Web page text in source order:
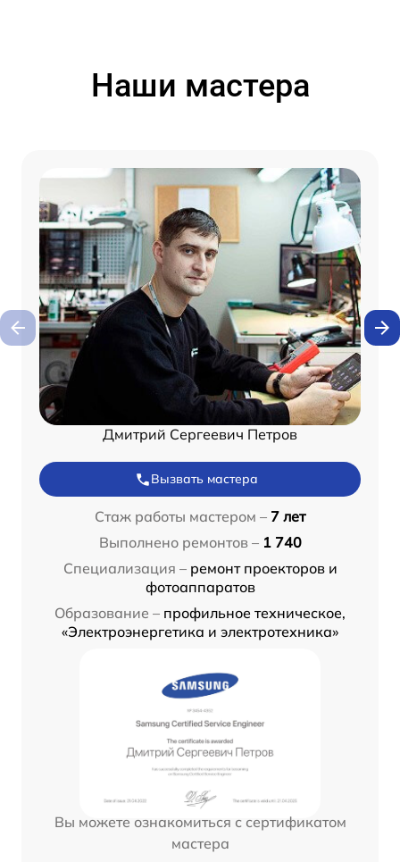
Наши мастера
Дмитрий Сергеевич Петров
Вызвать мастера
Стаж работы мастером – 7 лет
Выполнено ремонтов – 1 740
Специализация – ремонт проекторов и
фотоаппаратов
Образование – профильное техническое,
«Электроэнергетика и электротехника»
Вы можете ознакомиться с сертификатом
мастера